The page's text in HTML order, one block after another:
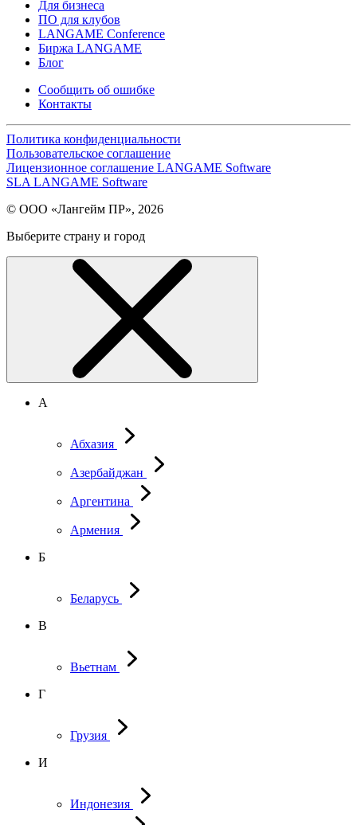
Для бизнеса
ПО для клубов
LANGAME Conference
Биржа LANGAME
Блог
Сообщить об ошибке
Контакты
Политика конфиденциальности
Пользовательское соглашение
Лицензионное соглашение LANGAME Software
SLA LANGAME Software
© ООО «Лангейм ПР», 2026
Выберите страну и город
А
Абхазия
Азербайджан
Аргентина
Армения
Б
Беларусь
В
Вьетнам
Г
Грузия
И
Индонезия